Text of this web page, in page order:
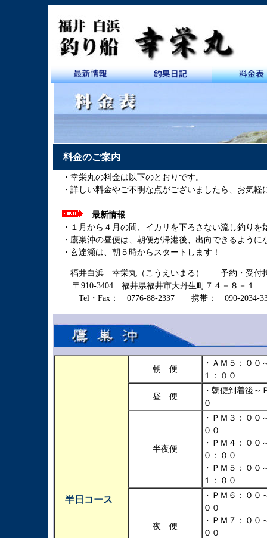
料金のご案内
・幸栄丸の料金は以下のとおりです。
・詳しい料金やご不明な点がございましたら、お気軽
最新情報
・１月から４月の間、イカリを下ろさない流し釣りを
・鷹巣沖の昼便は、朝便が帰港後、出向できるように
・玄達瀬は、朝５時からスタートします！
福井白浜 幸栄丸（こうえいまる） 予約・受付
〒910-3404 福井県福井市大丹生町７４－８－１
Tel・Fax： 0776-88-2337 携帯： 090-2034-
半日コース
朝 便
・ＡＭ５：００
１：００
昼 便
・朝便到着後～
０
半夜便
・ＰＭ３：００
００
・ＰＭ４：００
０：００
・ＰＭ５：００
１：００
夜 便
・ＰＭ６：００
００
・ＰＭ７：００
００